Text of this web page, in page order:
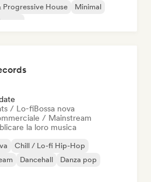
Progressive House
Minimal
/ Lo-fiBossa nova
/ Mainstream
la loro musica
Chill / Lo-fi Hip-Hop
Dancehall
Danza pop